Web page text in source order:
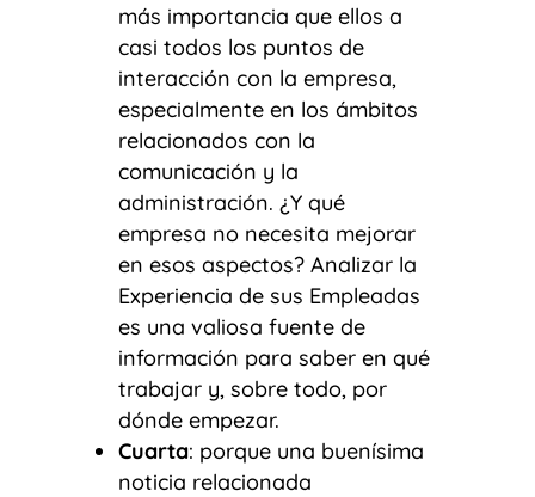
más importancia que ellos a
casi todos los puntos de
interacción con la empresa,
especialmente en los ámbitos
relacionados con la
comunicación y la
administración. ¿Y qué
empresa no necesita mejorar
en esos aspectos? Analizar la
Experiencia de sus Empleadas
es una valiosa fuente de
información para saber en qué
trabajar y, sobre todo, por
dónde empezar.
Cuarta: porque una buenísima
noticia relacionada